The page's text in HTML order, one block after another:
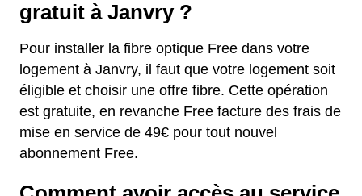
gratuit à Janvry ?
Pour installer la fibre optique Free dans votre
logement à Janvry, il faut que votre logement soit
éligible et choisir une offre fibre. Cette opération
est gratuite, en revanche Free facture des frais de
mise en service de 49€ pour tout nouvel
abonnement Free.